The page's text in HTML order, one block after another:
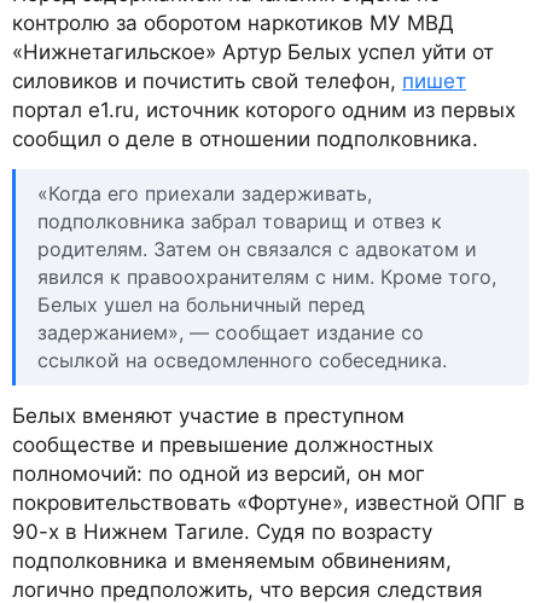
контролю за оборотом наркотиков МУ МВД
«Нижнетагильское» Артур Белых успел уйти от
силовиков и почистить свой телефон, пишет
портал e1.ru, источник которого одним из первых
сообщил о деле в отношении подполковника.
«Когда его приехали задерживать,
подполковника забрал товарищ и отвез к
родителям. Затем он связался с адвокатом и
явился к правоохранителям с ним. Кроме того,
Белых ушел на больничный перед
задержанием», — сообщает издание со
ссылкой на осведомленного собеседника.
Белых вменяют участие в преступном
сообществе и превышение должностных
полномочий: по одной из версий, он мог
покровительствовать «Фортуне», известной ОПГ в
90-х в Нижнем Тагиле. Судя по возрасту
подполковника и вменяемым обвинениям,
логично предположить, что версия следствия